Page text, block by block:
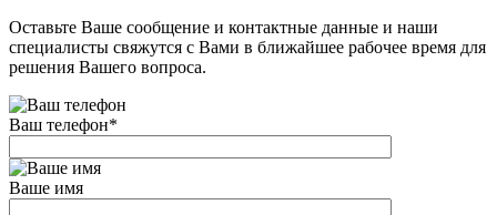
Оставьте Ваше сообщение и контактные данные и наши
специалисты свяжутся с Вами в ближайшее рабочее время для
решения Вашего вопроса.
Ваш телефон*
Ваше имя